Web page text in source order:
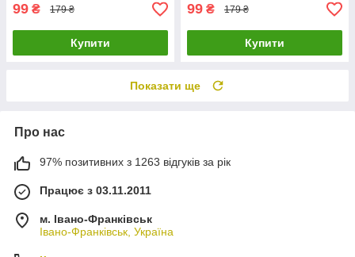
99 ₴ 179 ₴
Купити
99 ₴ 179 ₴
Купити
Показати ще
Про нас
97% позитивних з 1263 відгуків за рік
Працює з 03.11.2011
м. Івано-Франківськ
Івано-Франківськ, Україна